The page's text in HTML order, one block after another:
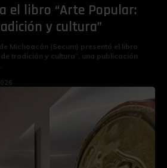
el libro “Arte Popular:
y cultura”
Michoacán (Secum) presentó el libro
tradición y cultura”, una publicación